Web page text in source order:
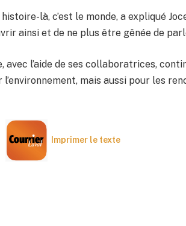
là, c’est le monde, a expliqué
ainsi et de ne plus être gênée de
avec l’aide de ses collaboratrices,
mais aussi pour les
Imprimer le texte